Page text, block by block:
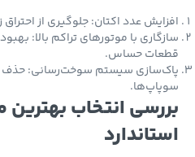
عدد اکتان: جلوگیری از احتراق
با موتورهای تراکم بالا: بهبود
حساس.
سیستم سوخت‌رسانی: حذف رسوبات
انتخاب بهترین